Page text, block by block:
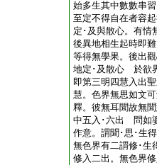
始多生其中數數串
至定不得自在者容
定･及與散心。有情
後異地相生起時即
等得無學果。後出
地定･及散心 於欲
即第三明四慧入出
慧。色界無思如文
釋。彼無耳聞故無
中五入･六出 問如
作意。謂聞･思･生
無色界有二謂修･生
修入二出。無色界